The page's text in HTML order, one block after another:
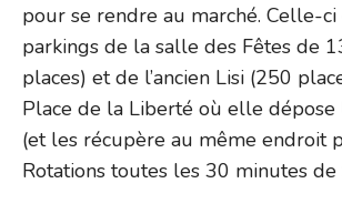
pour se rendre au marché. Celle-
parkings de la salle des Fêtes de
places) et de l’ancien Lisi (250
Place de la Liberté où elle dépose
(et les récupère au même endroit
Rotations toutes les 30 minutes